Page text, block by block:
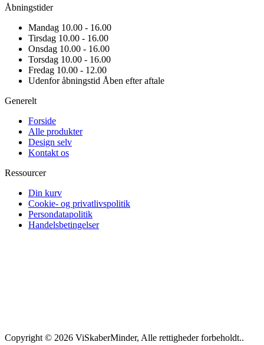
Åbningstider
Mandag 10.00 - 16.00
Tirsdag 10.00 - 16.00
Onsdag 10.00 - 16.00
Torsdag 10.00 - 16.00
Fredag 10.00 - 12.00
Udenfor åbningstid Åben efter aftale
Generelt
Forside
Alle produkter
Design selv
Kontakt os
Ressourcer
Din kurv
Cookie- og privatlivspolitik
Persondatapolitik
Handelsbetingelser
Copyright © 2026 ViSkaberMinder, Alle rettigheder forbeholdt..